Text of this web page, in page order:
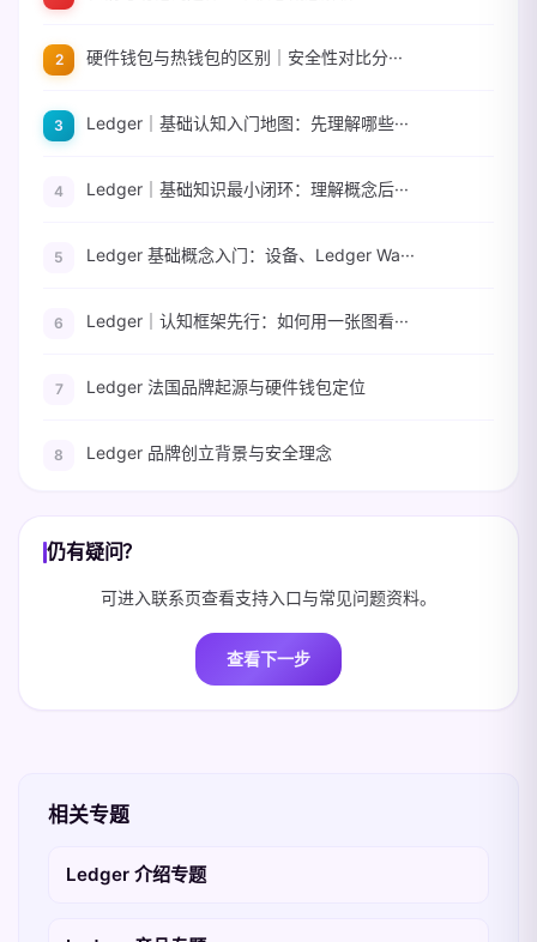
硬件钱包与热钱包的区别｜安全性对比分···
Ledger｜基础认知入门地图：先理解哪些···
Ledger｜基础知识最小闭环：理解概念后···
Ledger 基础概念入门：设备、Ledger Wa···
Ledger｜认知框架先行：如何用一张图看···
Ledger 法国品牌起源与硬件钱包定位
Ledger 品牌创立背景与安全理念
仍有疑问？
可进入联系页查看支持入口与常见问题资料。
查看下一步
相关专题
Ledger 介绍专题